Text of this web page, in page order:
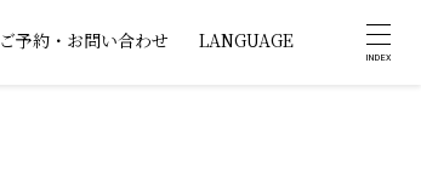
ご予約・お問い合わせ LANGUAGE
INDEX